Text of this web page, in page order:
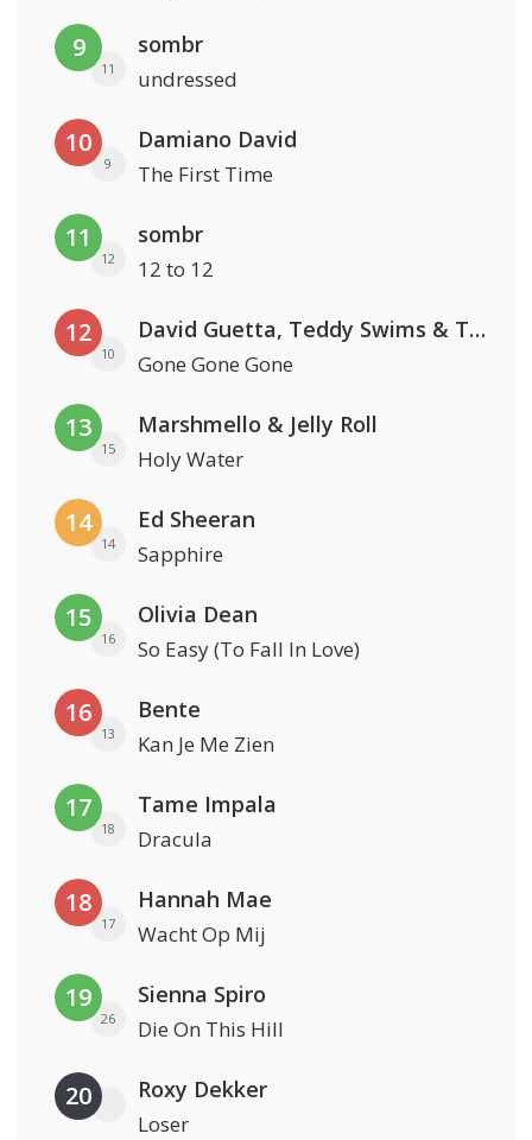
9
11
sombr
undressed
10
9
Damiano David
The First Time
11
12
sombr
12 to 12
12
10
David Guetta, Teddy Swims & Tones And I
Gone Gone Gone
13
15
Marshmello & Jelly Roll
Holy Water
14
14
Ed Sheeran
Sapphire
15
16
Olivia Dean
So Easy (To Fall In Love)
16
13
Bente
Kan Je Me Zien
17
18
Tame Impala
Dracula
18
17
Hannah Mae
Wacht Op Mij
19
26
Sienna Spiro
Die On This Hill
20 Roxy Dekker
Loser